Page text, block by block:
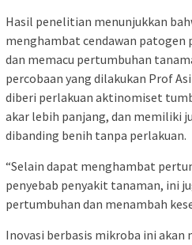
Hasil penelitian menunjukkan
menghambat cendawan patogen
dan memacu pertumbuhan
percobaan yang dilakukan Prof
diberi perlakuan aktinomiset
akar lebih panjang, dan memiliki
dibanding benih tanpa perlakuan.
“Selain dapat menghambat
penyebab penyakit tanaman, ini
pertumbuhan dan menambah
Inovasi berbasis mikroba ini akan